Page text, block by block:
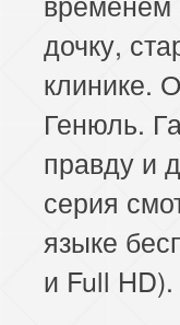
дочку,
клинике.
Генюль.
правду и
серия
языке
и Full HD).